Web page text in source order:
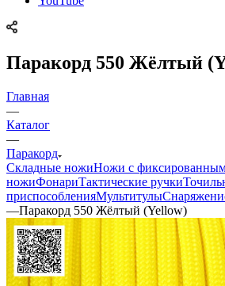
Паракорд 550 Жёлтый
Главная
—
Каталог
—
Паракорд
Складные ножиНожи с
ножиФонариТактические ручки
приспособленияМультитулы
—Паракорд 550 Жёлтый (Yellow)